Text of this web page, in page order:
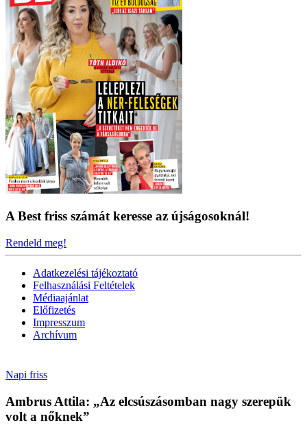
A Best friss számát keresse az újságosoknál!
Rendeld meg!
Adatkezelési tájékoztató
Felhasználási Feltételek
Médiaajánlat
Előfizetés
Impresszum
Archívum
Napi friss
Ambrus Attila: „Az elcsúszásomban nagy szerepük
volt a nőknek”